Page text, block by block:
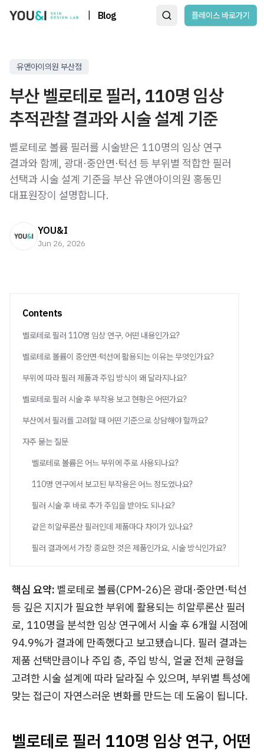
Blog 플레이스 바로가기
유앤아이의원 부산점
부산 벨로테로 필러, 110명 임상
추적관찰 결과와 시술 설계 기준
벨로테로 볼륨 필러를 시술받은 110명의 임상 연구
결과와 함께, 광대·중안면·턱선 등 부위별 적합한 필러
선택과 시술 설계 기준을 부산 유앤아이의원 홍동민
대표원장이 설명합니다.
YOU&I
Jun 26, 2026
Contents
벨로테로 필러 110명 임상 연구, 어떤 내용인가요?
벨로테로 볼륨이 중안면·턱선에 활용되는 이유는 무엇인가요?
부위에 따라 필러 제품과 주입 방식이 왜 달라지나요?
벨로테로 필러 시술 후 부작용 보고 현황은 어떤가요?
부산에서 필러를 고려할 때 어떤 기준으로 상담해야 할까요?
자주 묻는 질문
벨로테로 볼륨은 어느 부위에 주로 사용되나요?
110명 연구에서 보고된 부작용은 어느 정도였나요?
필러 시술 후 바로 추가 주입을 받아도 되나요?
같은 히알루론산 필러인데 제품마다 차이가 있나요?
필러 결과에서 가장 중요한 것은 제품인가요, 시술 방식인가요?
핵심 요약: 벨로테로 볼륨(CPM-26)은 광대·중안면·턱선
등 깊은 지지가 필요한 부위에 활용되는 히알루론산 필러
로, 110명을 분석한 임상 연구에서 시술 후 6개월 시점에
94.9%가 결과에 만족했다고 보고됐습니다. 필러 결과는
제품 선택만큼이나 주입 층, 주입 방식, 얼굴 전체 균형을
고려한 시술 설계에 따라 달라질 수 있으며, 부위별 특성에
맞는 접근이 자연스러운 변화를 만드는 데 도움이 됩니다.
벨로테로 필러 110명 임상 연구, 어떤